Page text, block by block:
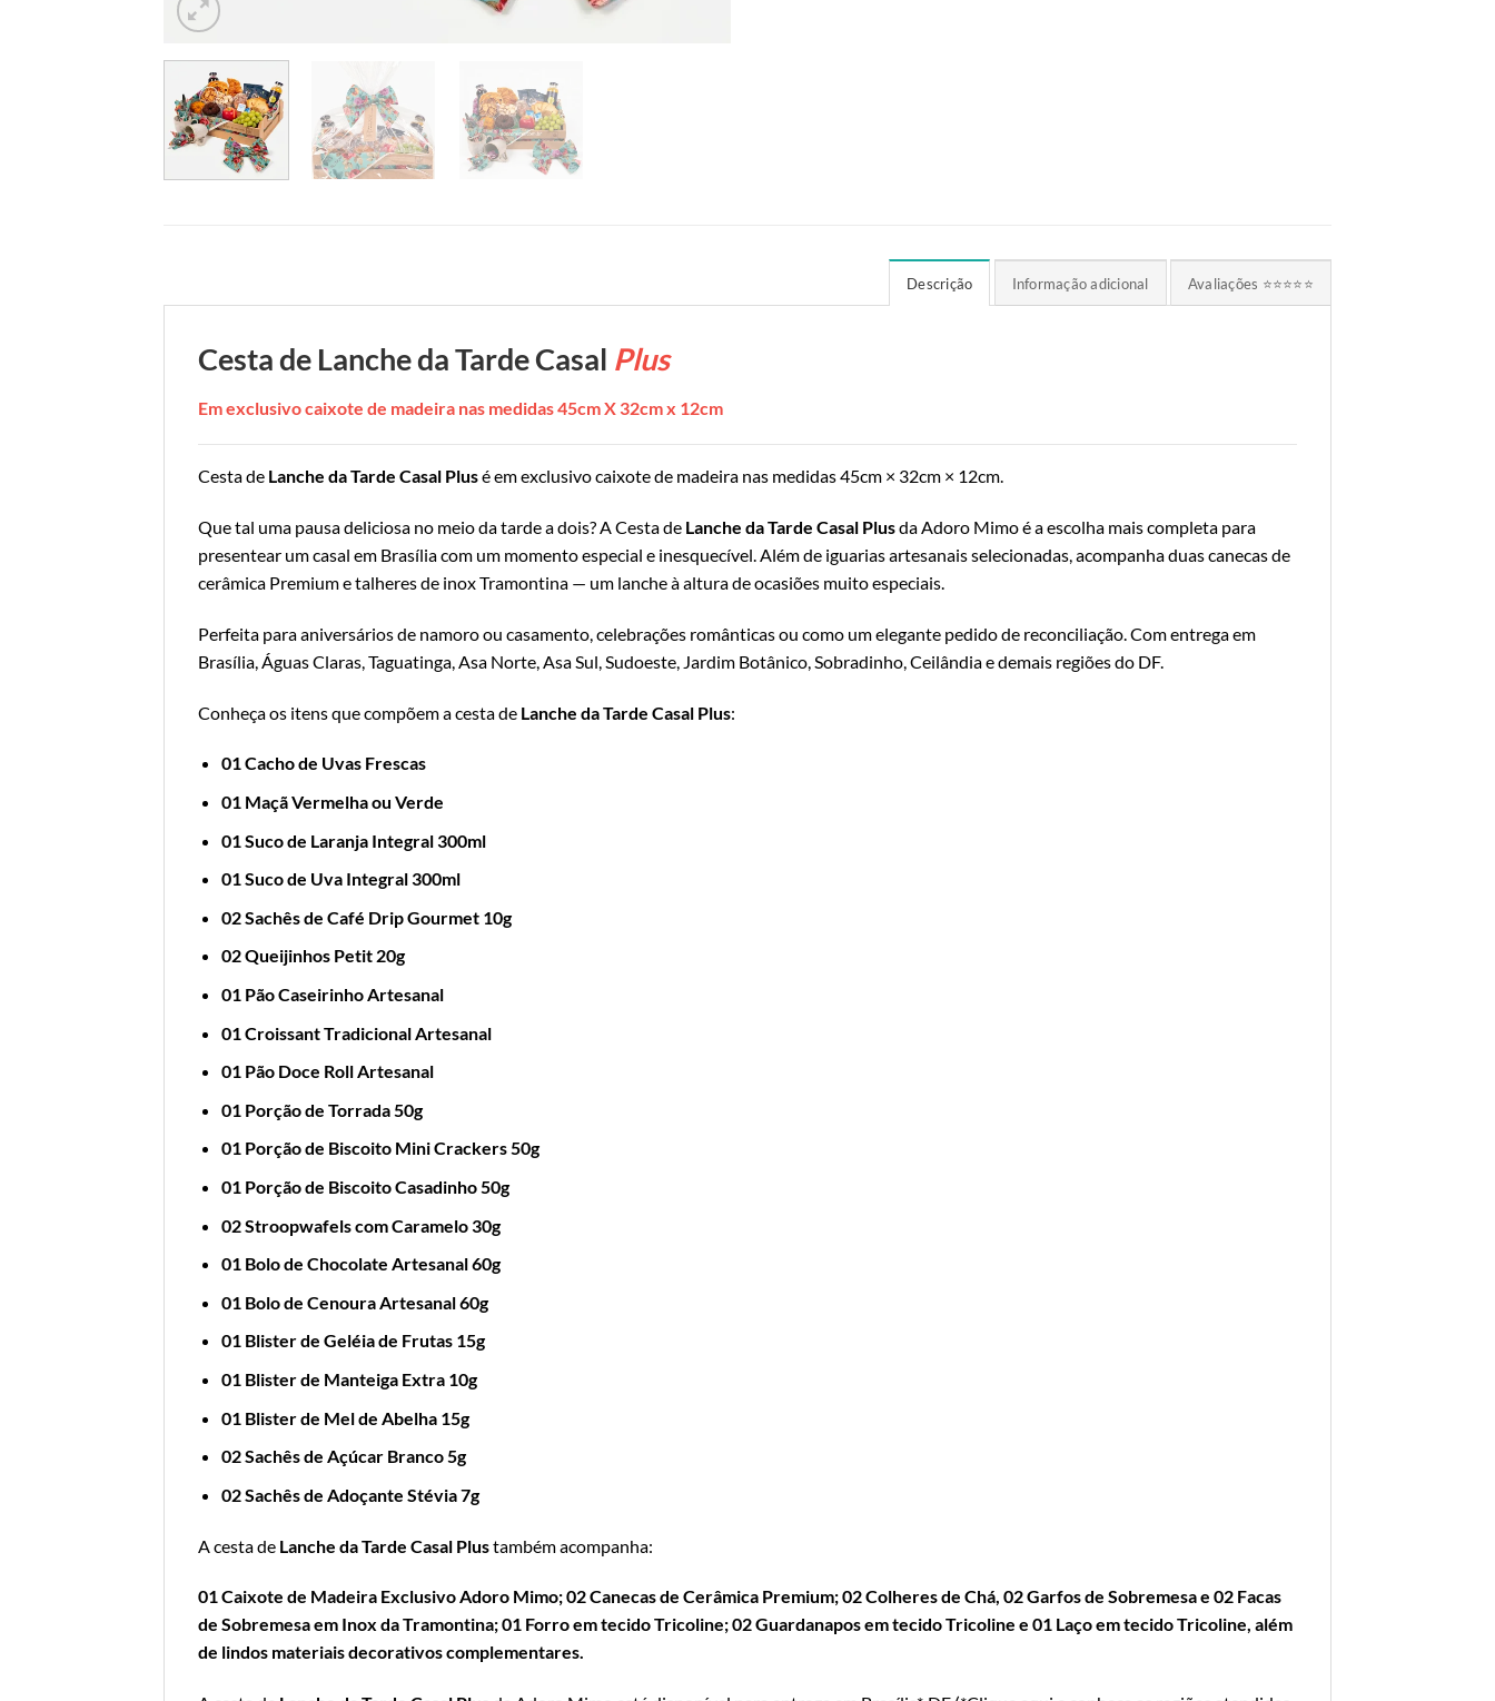
Descrição Informação adicional Avaliações ⭐⭐⭐⭐⭐
Cesta de Lanche da Tarde Casal Plus
Em exclusivo caixote de madeira nas medidas 45cm X 32cm x 12cm
Cesta de Lanche da Tarde Casal Plusé em exclusivo caixote de madeira nas medidas 45cm × 32cm × 12cm.
Que tal uma pausa deliciosa no meio da tarde a dois? A Cesta de Lanche da Tarde Casal Plusda Adoro Mimo é a escolha mais completa para
presentear um casal em Brasília com um momento especial e inesquecível. Além de iguarias artesanais selecionadas, acompanha duas canecas de
cerâmica Premium e talheres de inox Tramontina — um lanche à altura de ocasiões muito especiais.
Perfeita para aniversários de namoro ou casamento, celebrações românticas ou como um elegante pedido de reconciliação. Com entrega em
Brasília, Águas Claras, Taguatinga, Asa Norte, Asa Sul, Sudoeste, Jardim Botânico, Sobradinho, Ceilândia e demais regiões do DF.
Conheça os itens que compõem a cesta de Lanche da Tarde Casal Plus:
01 Cacho de Uvas Frescas
01 Maçã Vermelha ou Verde
01 Suco de Laranja Integral 300ml
01 Suco de Uva Integral 300ml
02 Sachês de Café Drip Gourmet 10g
02 Queijinhos Petit 20g
01 Pão Caseirinho Artesanal
01 Croissant Tradicional Artesanal
01 Pão Doce Roll Artesanal
01 Porção de Torrada 50g
01 Porção de Biscoito Mini Crackers 50g
01 Porção de Biscoito Casadinho 50g
02 Stroopwafels com Caramelo 30g
01 Bolo de Chocolate Artesanal 60g
01 Bolo de Cenoura Artesanal 60g
01 Blister de Geléia de Frutas 15g
01 Blister de Manteiga Extra 10g
01 Blister de Mel de Abelha 15g
02 Sachês de Açúcar Branco 5g
02 Sachês de Adoçante Stévia 7g
A cesta de Lanche da Tarde Casal Plustambém acompanha:
01 Caixote de Madeira Exclusivo Adoro Mimo; 02 Canecas de Cerâmica Premium; 02 Colheres de Chá, 02 Garfos de Sobremesa e 02 Facas
de Sobremesa em Inox da Tramontina; 01 Forro em tecido Tricoline; 02 Guardanapos em tecido Tricoline e 01 Laço em tecido Tricoline, além
de lindos materiais decorativos complementares.